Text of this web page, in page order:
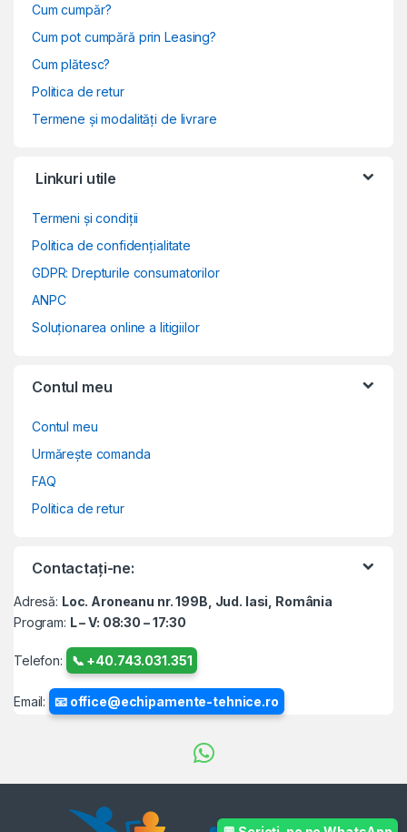
Cum cumpăr?
Cum pot cumpără prin Leasing?
Cum plătesc?
Politica de retur
Termene și modalități de livrare
Linkuri utile
Termeni și condiții
Politica de confidențialitate
GDPR: Drepturile consumatorilor
ANPC
Soluționarea online a litigiilor
Contul meu
Contul meu
Urmărește comanda
FAQ
Politica de retur
Contactați-ne:
Adresă: Loc. Aroneanu nr. 199B, Jud. Iasi, România
Program: L – V: 08:30 – 17:30
Telefon: 📞 +40.743.031.351
Email: 📧 office@echipamente-tehnice.ro